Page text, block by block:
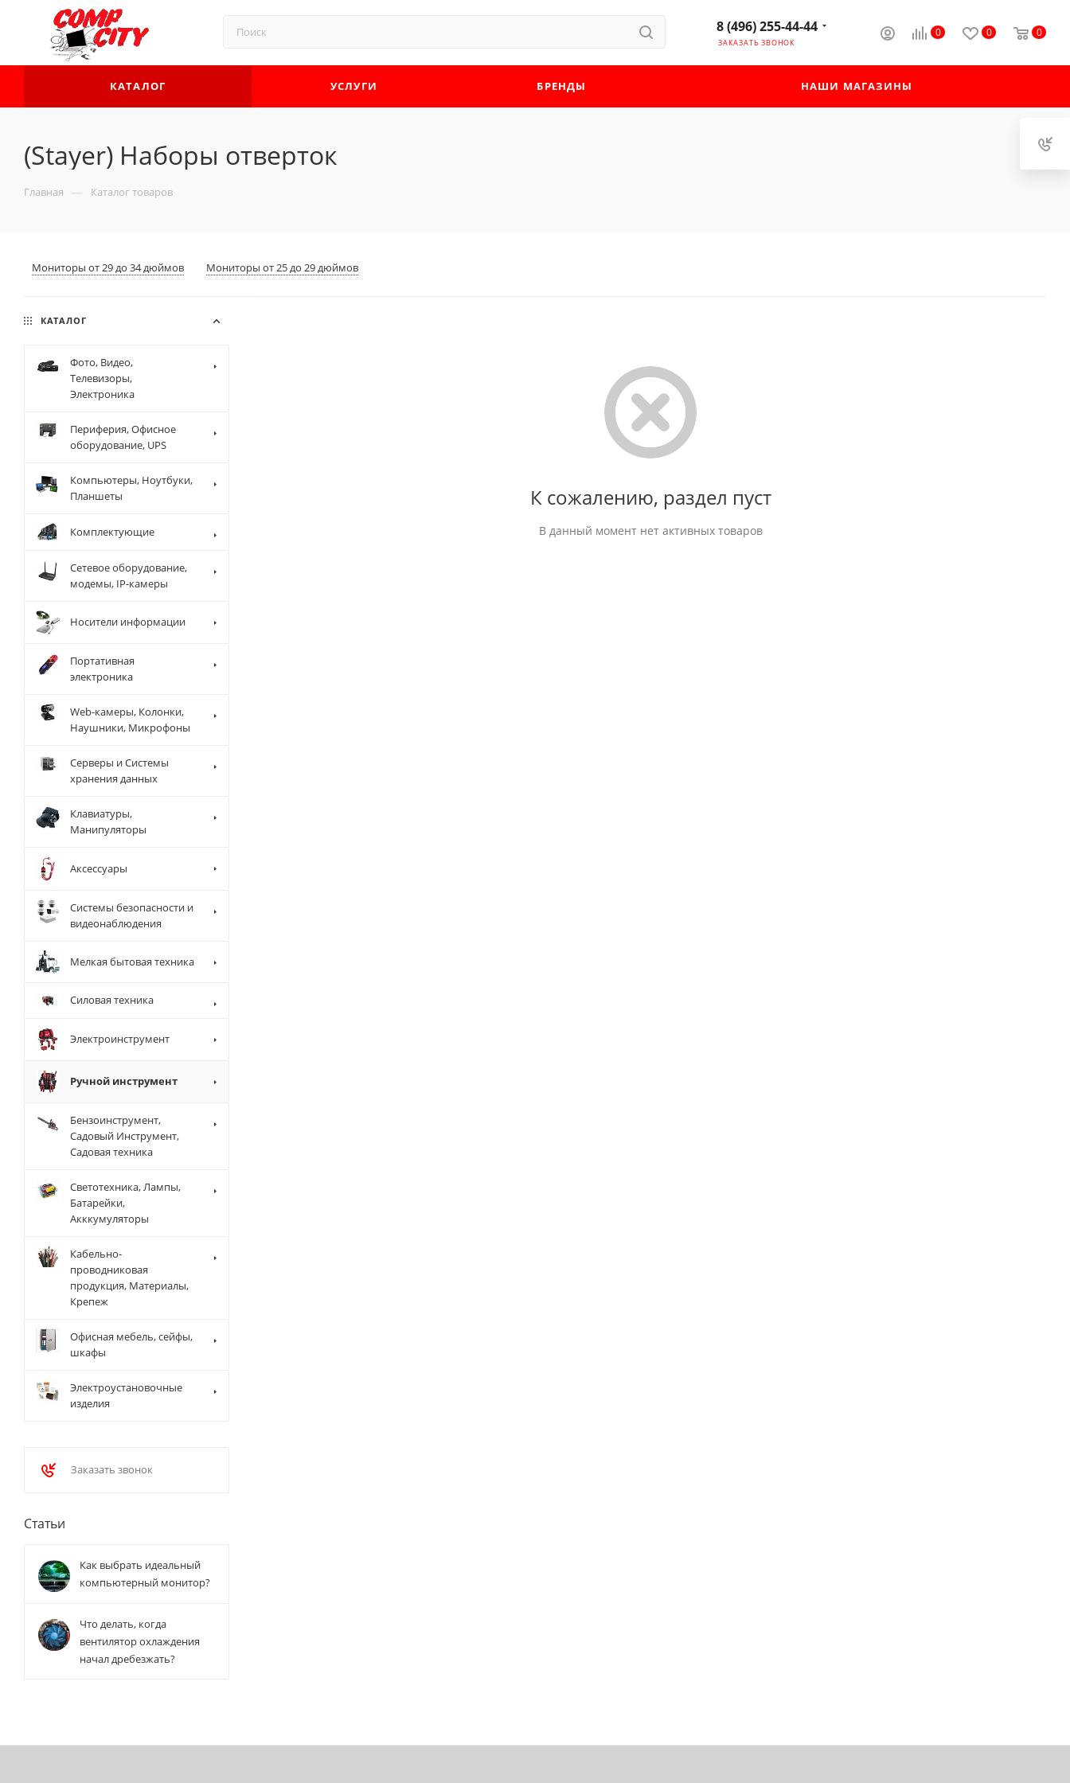
0 0 0
8 (496) 255-44-44
ЗАКАЗАТЬ ЗВОНОК
КАТАЛОГ УСЛУГИ БРЕНДЫ НАШИ МАГАЗИНЫ
(Stayer) Наборы отверток
Главная — Каталог товаров
Мониторы от 29 до 34 дюймов Мониторы от 25 до 29 дюймов
К сожалению, раздел пуст
В данный момент нет активных товаров
КАТАЛОГ
Фото, Видео,
Телевизоры,
Электроника
Периферия, Офисное
оборудование, UPS
Компьютеры, Ноутбуки,
Планшеты
Комплектующие
Сетевое оборудование,
модемы, IP-камеры
Носители информации
Портативная
электроника
Web-камеры, Колонки,
Наушники, Микрофоны
Серверы и Системы
хранения данных
Клавиатуры,
Манипуляторы
Аксессуары
Системы безопасности и
видеонаблюдения
Мелкая бытовая техника
Силовая техника
Электроинструмент
Ручной инструмент
Бензоинструмент,
Садовый Инструмент,
Садовая техника
Светотехника, Лампы,
Батарейки,
Акккумуляторы
Кабельно-
проводниковая
продукция, Материалы,
Крепеж
Офисная мебель, сейфы,
шкафы
Электроустановочные
изделия
Заказать звонок
Статьи
Как выбрать идеальный
компьютерный монитор?
Что делать, когда
вентилятор охлаждения
начал дребезжать?